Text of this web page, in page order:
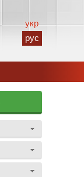
укр
рус